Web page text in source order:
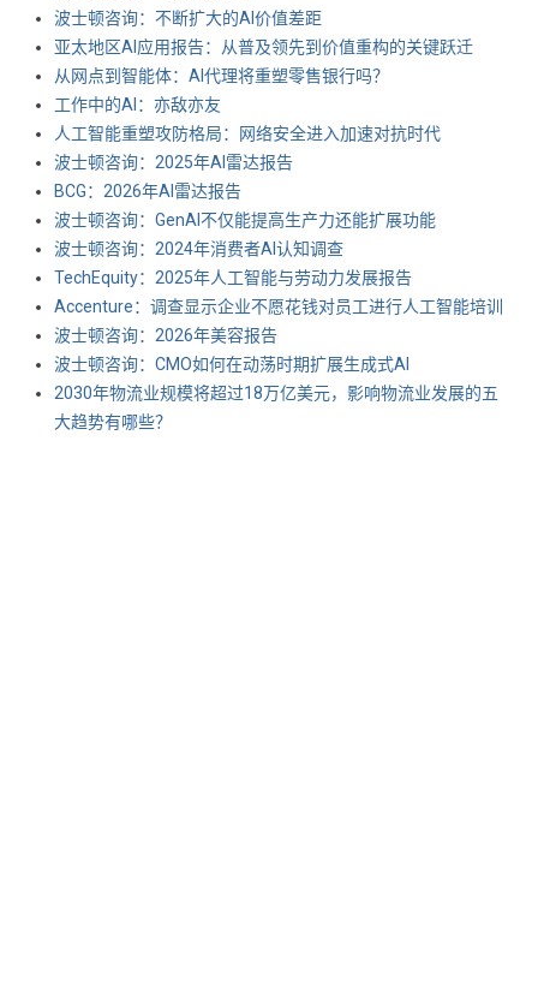
波士顿咨询：不断扩大的AI价值差距
亚太地区AI应用报告：从普及领先到价值重构的关键跃迁
从网点到智能体：AI代理将重塑零售银行吗？
工作中的AI：亦敌亦友
人工智能重塑攻防格局：网络安全进入加速对抗时代
波士顿咨询：2025年AI雷达报告
BCG：2026年AI雷达报告
波士顿咨询：GenAI不仅能提高生产力还能扩展功能
波士顿咨询：2024年消费者AI认知调查
TechEquity：2025年人工智能与劳动力发展报告
Accenture：调查显示企业不愿花钱对员工进行人工智能培训
波士顿咨询：2026年美容报告
波士顿咨询：CMO如何在动荡时期扩展生成式AI
2030年物流业规模将超过18万亿美元，影响物流业发展的五
大趋势有哪些？